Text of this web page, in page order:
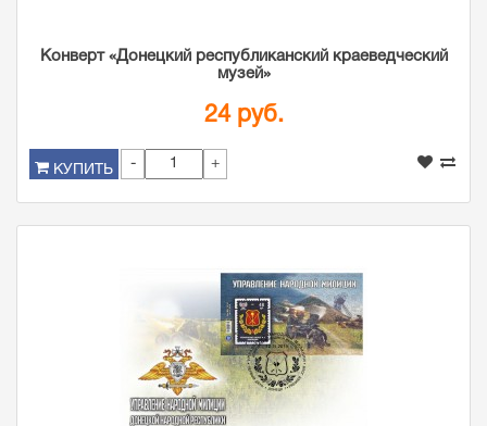
Конверт «Донецкий республиканский краеведческий
музей»
24 руб.
КУПИТЬ - +